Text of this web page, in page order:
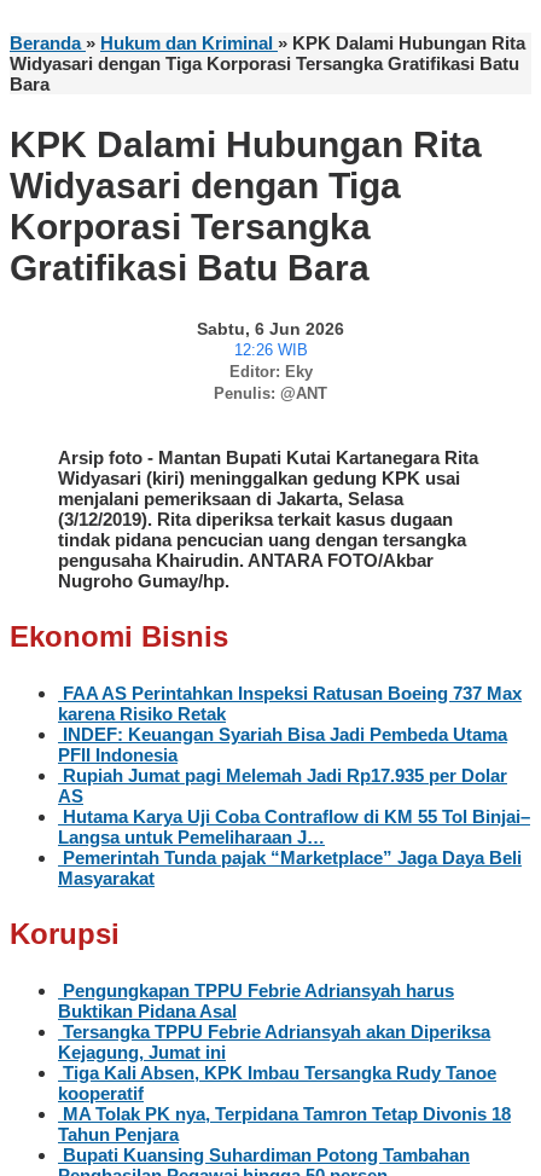
Beranda » Hukum dan Kriminal » KPK Dalami Hubungan Rita
Widyasari dengan Tiga Korporasi Tersangka Gratifikasi Batu
Bara
KPK Dalami Hubungan Rita
Widyasari dengan Tiga
Korporasi Tersangka
Gratifikasi Batu Bara
Sabtu, 6 Jun 2026
12:26 WIB
Editor: Eky
Penulis: @ANT
Arsip foto - Mantan Bupati Kutai Kartanegara Rita
Widyasari (kiri) meninggalkan gedung KPK usai
menjalani pemeriksaan di Jakarta, Selasa
(3/12/2019). Rita diperiksa terkait kasus dugaan
tindak pidana pencucian uang dengan tersangka
pengusaha Khairudin. ANTARA FOTO/Akbar
Nugroho Gumay/hp.
Ekonomi Bisnis
FAA AS Perintahkan Inspeksi Ratusan Boeing 737 Max
karena Risiko Retak
INDEF: Keuangan Syariah Bisa Jadi Pembeda Utama
PFII Indonesia
Rupiah Jumat pagi Melemah Jadi Rp17.935 per Dolar
AS
Hutama Karya Uji Coba Contraflow di KM 55 Tol Binjai–
Langsa untuk Pemeliharaan J…
Pemerintah Tunda pajak “Marketplace” Jaga Daya Beli
Masyarakat
Korupsi
Pengungkapan TPPU Febrie Adriansyah harus
Buktikan Pidana Asal
Tersangka TPPU Febrie Adriansyah akan Diperiksa
Kejagung, Jumat ini
Tiga Kali Absen, KPK Imbau Tersangka Rudy Tanoe
kooperatif
MA Tolak PK nya, Terpidana Tamron Tetap Divonis 18
Tahun Penjara
Bupati Kuansing Suhardiman Potong Tambahan